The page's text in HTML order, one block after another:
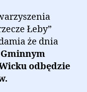
Łeby”
że dnia
Gminnym
odbędzie